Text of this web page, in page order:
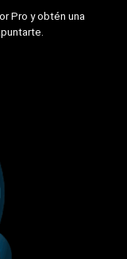
Pro y obtén una